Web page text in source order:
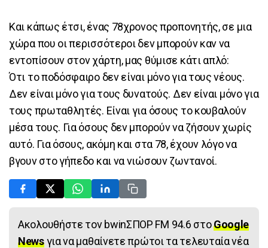
Και κάπως έτσι, ένας 78χρονος προπονητής, σε μια
χώρα που οι περισσότεροι δεν μπορούν καν να
εντοπίσουν στον χάρτη, μας θύμισε κάτι απλό:
Ότι το ποδόσφαιρο δεν είναι μόνο για τους νέους.
Δεν είναι μόνο για τους δυνατούς. Δεν είναι μόνο για
τους πρωταθλητές. Είναι για όσους το κουβαλούν
μέσα τους. Για όσους δεν μπορούν να ζήσουν χωρίς
αυτό. Για όσους, ακόμη και στα 78, έχουν λόγο να
βγουν στο γήπεδο και να νιώσουν ζωντανοί.
Ακολουθήστε τον bwinΣΠΟΡ FM 94.6 στοGoogle
Newsγια να μαθαίνετε πρώτοι τα τελευταία νέα